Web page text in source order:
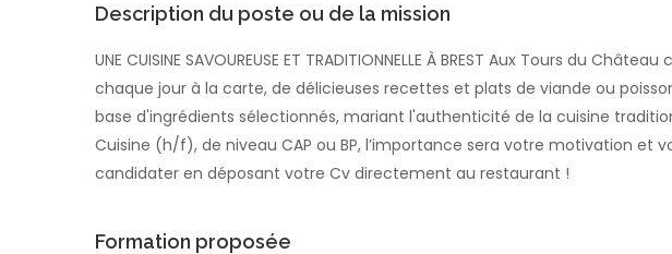
Description du poste ou de la mission
UNE CUISINE SAVOUREUSE ET TRADITIONNELLE À BREST Aux Tours du
chaque jour à la carte, de délicieuses recettes et plats de viande ou
base d'ingrédients sélectionnés, mariant l'authenticité de la cuisine
Cuisine (h/f), de niveau CAP ou BP, l’importance sera votre motivation et
candidater en déposant votre Cv directement au restaurant !
Formation proposée